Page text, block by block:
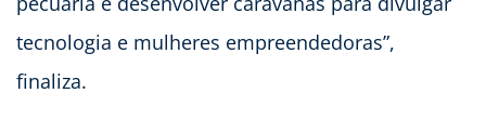
tecnologia e mulheres empreendedoras”,
finaliza.